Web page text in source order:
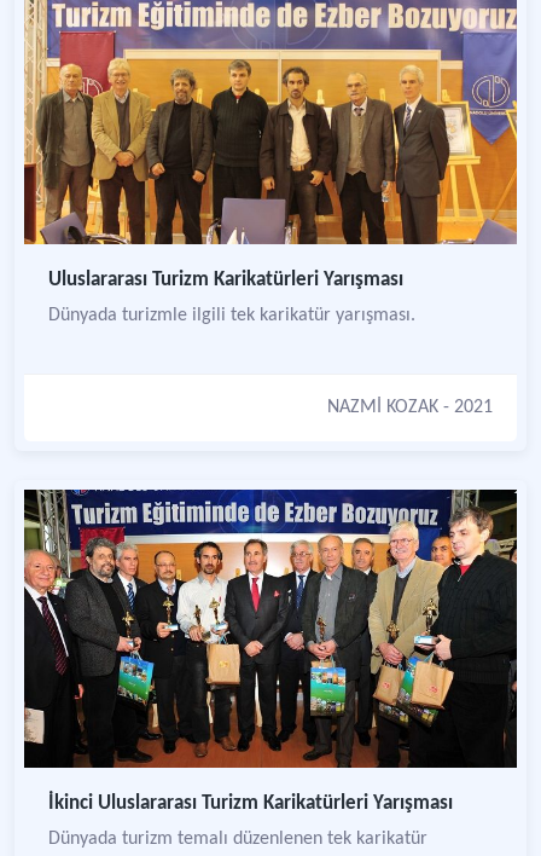
Uluslararası Turizm Karikatürleri Yarışması
Dünyada turizmle ilgili tek karikatür yarışması.
NAZMİ KOZAK - 2021
İkinci Uluslararası Turizm Karikatürleri Yarışması
Dünyada turizm temalı düzenlenen tek karikatür